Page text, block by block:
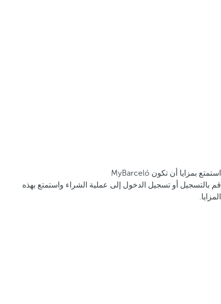
استمتع بمزايا أن تكون MyBarceló
قم بالتسجيل أو تسجيل الدخول إلى عملية الشراء واستمتع بهذه
المزايا.